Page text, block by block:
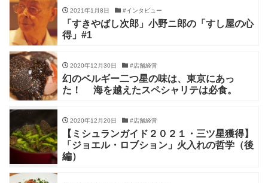
2021年1月8日 #インタビュー
「すきやばし次郎」小野ニ郎の「すし屋の心
得」#1
2020年12月30日 #店舗経営
幻のベルギー二つ星の味は、東京にあっ
た！ 海を越えたスペシャリテは必食。
2020年12月20日 #店舗経営
【ミシュランガイド２０２１・三ツ星獲得】
「ジョエル・ロブション」火入れの哲学（後
編）